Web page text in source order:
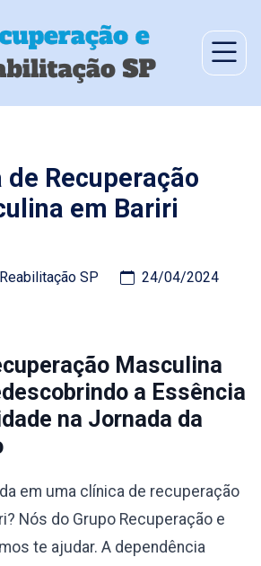
de Recuperação
em Bariri
SP 24/04/2024
Masculina
a Essência
na Jornada da
em uma clínica de recuperação
Nós do Grupo Recuperação e
te ajudar. A dependência